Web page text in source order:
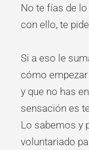
No te fías de
con ello, te
Si a eso le
cómo
y que no has
sensación es
Lo sabemos y
voluntariado